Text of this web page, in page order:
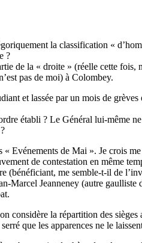
la classification «
?
de la « droite » (réelle cette
pas de moi) à Colombey.
et lassée par un mois de
établi ? Le Général lui-même
Evénements de Mai ». Je crois
de contestation en même
(bénéficiant, me semble-t-il de
Marcel Jeanneney (autre
considère la répartition des
que les apparences ne le